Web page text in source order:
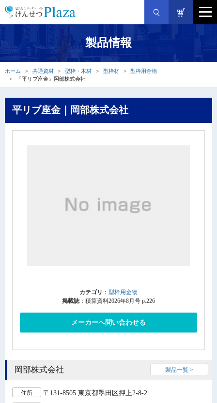
製品情報
ホーム 共通資材 型枠・木材 型枠材
型枠用金物
『平リブ座金』岡部株式会社
平リブ座金｜岡部株式会社
カテゴリ ： 型枠用金物
掲載誌 ：積算資料2026年8月号 p.226
メーカーへ問い合わせる
岡部株式会社 製品一覧 >
住所 〒131-8505 東京都墨田区押上2-8-2